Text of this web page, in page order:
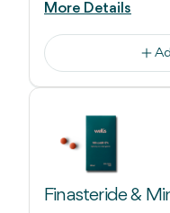
More Details
Finasteride &